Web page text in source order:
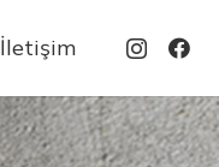
İletişim